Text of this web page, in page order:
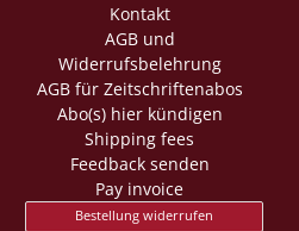
Kontakt
AGB und
Widerrufsbelehrung
AGB für Zeitschriftenabos
Abo(s) hier kündigen
Shipping fees
Feedback senden
Pay invoice
Bestellung widerrufen